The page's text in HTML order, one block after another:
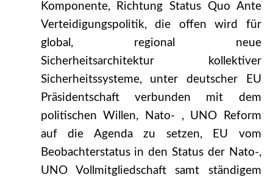
Komponente, Richtung Status Quo Ante
Verteidigungspolitik, die offen wird für
global, regional neue
Sicherheitsarchitektur kollektiver
Sicherheitssysteme, unter deutscher EU
Präsidentschaft verbunden mit dem
politischen Willen, Nato- , UNO Reform
auf die Agenda zu setzen, EU vom
Beobachterstatus in den Status der Nato-,
UNO Vollmitgliedschaft samt ständigem